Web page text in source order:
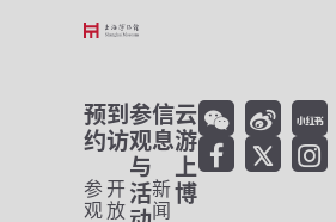
预
约
参
观
到
访
开
放
参
观
与
活
信
息
新
闻
云
游
上
博